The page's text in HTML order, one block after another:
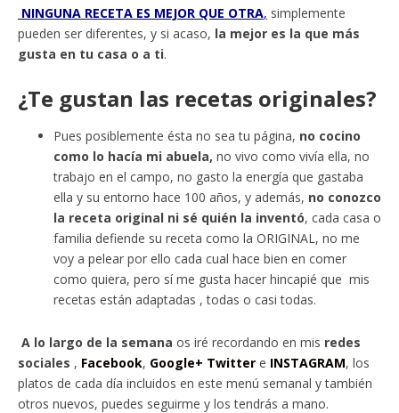
NINGUNA RECETA ES MEJOR QUE OTRA, simplemente
pueden ser diferentes, y si acaso, la mejor es la que más
gusta en tu casa o a ti.
¿Te gustan las recetas originales?
Pues posiblemente ésta no sea tu página, no cocino
como lo hacía mi abuela, no vivo como vivía ella, no
trabajo en el campo, no gasto la energía que gastaba
ella y su entorno hace 100 años, y además, no conozco
la receta original ni sé quién la inventó, cada casa o
familia defiende su receta como la ORIGINAL, no me
voy a pelear por ello cada cual hace bien en comer
como quiera, pero sí me gusta hacer hincapié que mis
recetas están adaptadas , todas o casi todas.
A lo largo de la semana os iré recordando en mis redes
sociales , Facebook, Google+ Twitter e INSTAGRAM, los
platos de cada día incluidos en este menú semanal y también
otros nuevos, puedes seguirme y los tendrás a mano.